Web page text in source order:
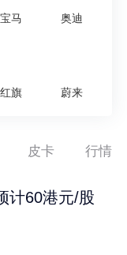
宝马 奥迪
红旗 蔚来
皮卡 行情
计60港元/股